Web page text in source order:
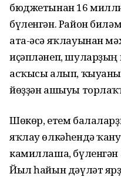
бюджетынан 16
бүленгән. Район
ата-әсә яҡлауынан
иҫәпләнеп, шуларҙың
асҡысы алып,
йөҙҙән ашыуы
Шөкөр, етем
яҡлау өлкәһендә
камиллаша, бүленгән
Йыл һайын дәүләт